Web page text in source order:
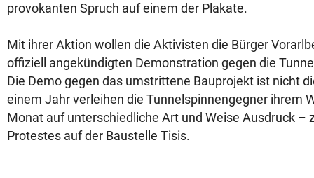
provokanten Spruch auf einem der Plakate.
Mit ihrer Aktion wollen die Aktivisten die Bürger
offiziell angekündigten Demonstration gegen die
Die Demo gegen das umstrittene Bauprojekt ist nicht
einem Jahr verleihen die Tunnelspinnengegner ihrem
Monat auf unterschiedliche Art und Weise Ausdruck –
Protestes auf der Baustelle Tisis.